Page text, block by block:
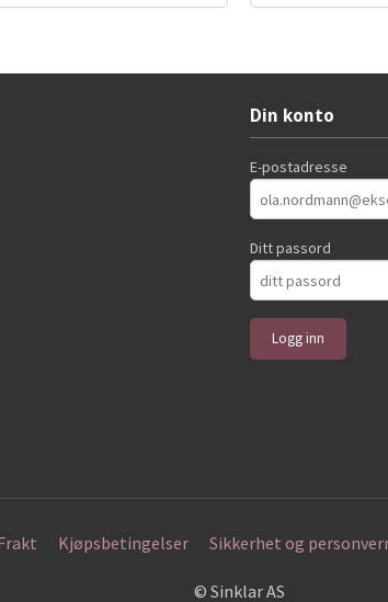
Din konto
E-postadresse
Ditt passord
Kjøpsbetingelser Sikkerhet og
© Sinklar AS